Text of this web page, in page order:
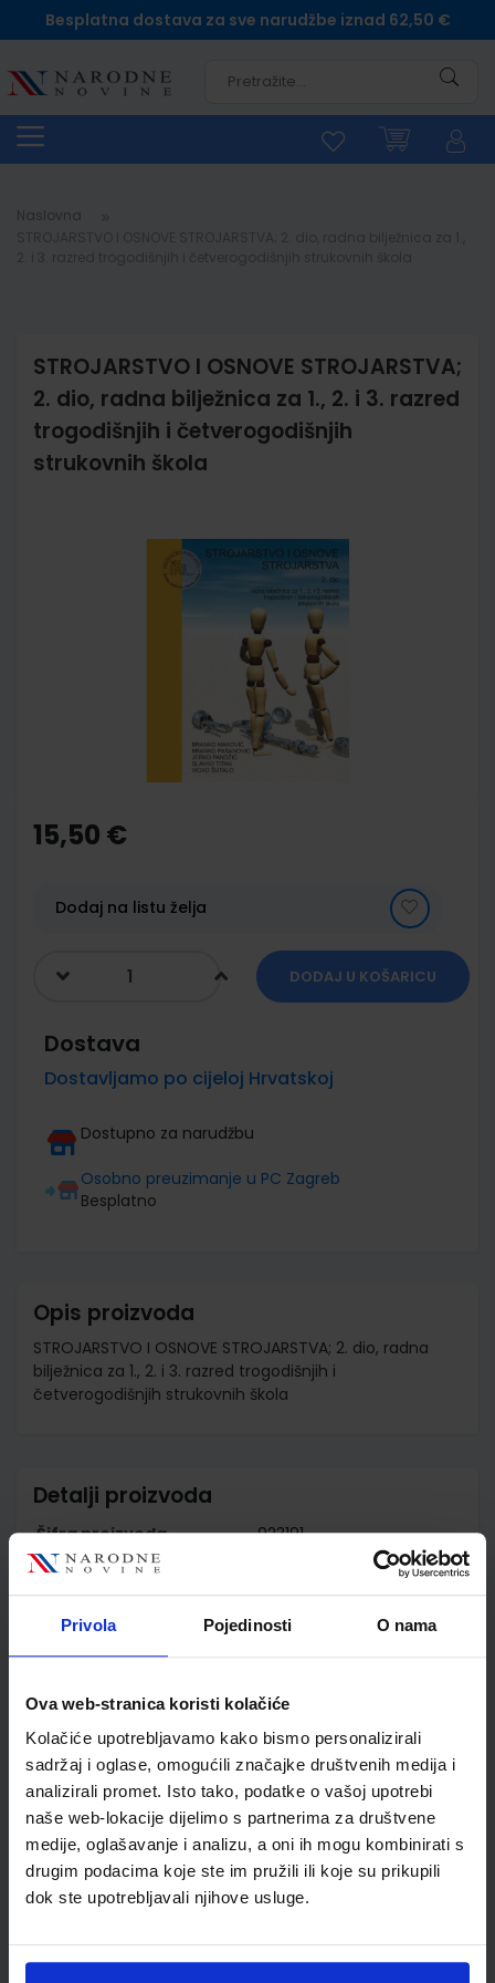
Privola Pojedinosti O nama
Ova web-stranica koristi kolačiće
Kolačiće upotrebljavamo kako bismo personalizirali
sadržaj i oglase, omogućili značajke društvenih medija i
analizirali promet. Isto tako, podatke o vašoj upotrebi
naše web-lokacije dijelimo s partnerima za društvene
medije, oglašavanje i analizu, a oni ih mogu kombinirati s
drugim podacima koje ste im pružili ili koje su prikupili
dok ste upotrebljavali njihove usluge.
Besplatna dostava za sve narudžbe iznad 62,50 €
Naslovna
STROJARSTVO I OSNOVE STROJARSTVA;
2. dio, radna bilježnica za 1., 2. i 3. razred
trogodišnjih i četverogodišnjih
strukovnih škola
the
beginning
gallery
15,50 €
Dodaj na listu želja
DODAJ U KOŠARICU
Dostava
Dostavljamo po cijeloj Hrvatskoj
Dostupno za narudžbu
Osobno preuzimanje u PC Zagreb
Besplatno
Opis proizvoda
STROJARSTVO I OSNOVE STROJARSTVA; 2. dio, radna
bilježnica za 1., 2. i 3. razred trogodišnjih i
četverogodišnjih strukovnih škola
Detalji proizvoda
Šifra proizvoda
923191
Jedinična mjera
Nakladnik
ELEMENT d.o.o.
Autor
Maković Pandžić
Vrsta školske knjige
RADNA BILJEŽNICA
Vrsta škole
3 STRUKOVNA
Nastavni predmet
TEHNIČKE ŠKOLE
Reg br min
2205